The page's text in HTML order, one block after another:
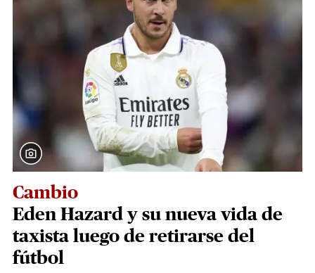
Cambio
Eden Hazard y su nueva vida de
taxista luego de retirarse del
fútbol